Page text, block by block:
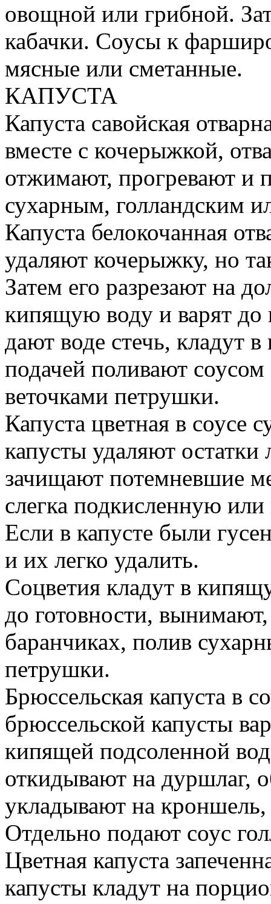
овощной или грибной.
кабачки. Соусы к
мясные или сметанные.
КАПУСТА
Капуста савойская
вместе с кочерыжкой,
отжимают, прогревают и
сухарным, голландским
Капуста белокочанная
удаляют кочерыжку, но
Затем его разрезают на
кипящую воду и варят до
дают воде стечь, кладут
подачей поливают
веточками петрушки.
Капуста цветная в соусе
капусты удаляют остатки
зачищают потемневшие
слегка подкисленную
Если в капусте были
и их легко удалить.
Соцветия кладут в
до готовности,
баранчиках, полив
петрушки.
Брюссельская капуста в
брюссельской капусты
кипящей подсоленной
откидывают на дуршлаг,
укладывают на
Отдельно подают соус
Цветная капуста
капусты кладут на